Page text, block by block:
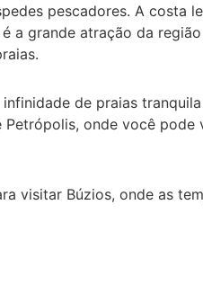
pescadores. A costa
a grande atração da
de praias
onde você
visitar Búzios, onde as